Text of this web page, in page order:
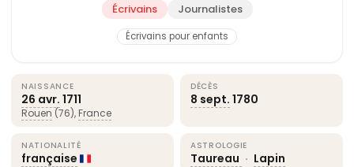
Écrivains Journalistes
Écrivains pour enfants
NAISSANCE
26 avr. 1711
Rouen (76), France
DÉCÈS
8 sept. 1780
NATIONALITÉ
française
ASTROLOGIE
Taureau · Lapin